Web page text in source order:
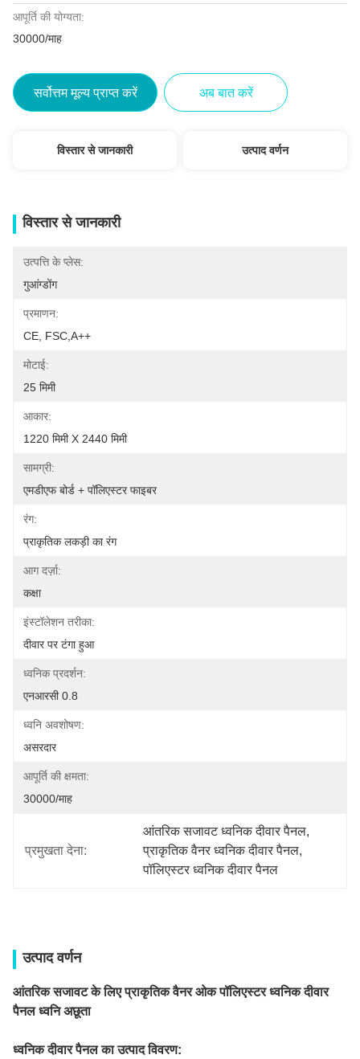
आपूर्ति की योग्यता:
30000/माह
सर्वोत्तम मूल्य प्राप्त करें अब बात करें
विस्तार से जानकारी उत्पाद वर्णन
विस्तार से जानकारी
उत्पत्ति के प्लेस:
गुआंग्डोंग
प्रमाणन:
CE, FSC,A++
मोटाई:
25 मिमी
आकार:
1220 मिमी X 2440 मिमी
सामग्री:
एमडीएफ बोर्ड + पॉलिएस्टर फाइबर
रंग:
प्राकृतिक लकड़ी का रंग
आग दर्ज़ा:
कक्षा
इंस्टॉलेशन तरीका:
दीवार पर टंगा हुआ
ध्वनिक प्रदर्शन:
एनआरसी 0.8
ध्वनि अवशोषण:
असरदार
आपूर्ति की क्षमता:
30000/माह
प्रमुखता देना:
आंतरिक सजावट ध्वनिक दीवार पैनल,
प्राकृतिक वैनर ध्वनिक दीवार पैनल,
पॉलिएस्टर ध्वनिक दीवार पैनल
उत्पाद वर्णन
आंतरिक सजावट के लिए प्राकृतिक वैनर ओक पॉलिएस्टर ध्वनिक दीवार
पैनल ध्वनि अछूता
ध्वनिक दीवार पैनल का उत्पाद विवरण: